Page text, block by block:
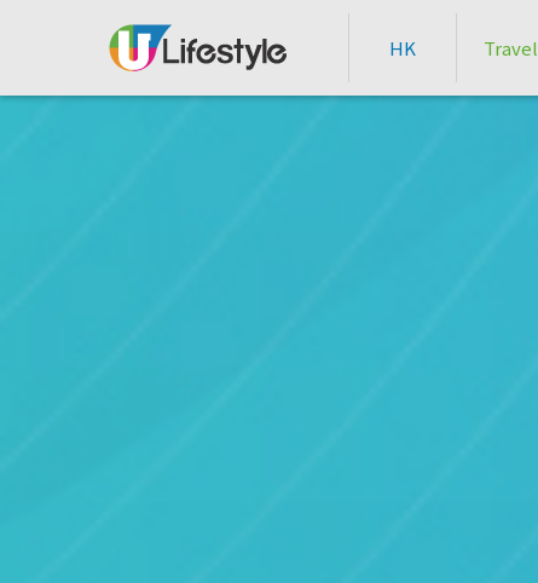
HK Travel